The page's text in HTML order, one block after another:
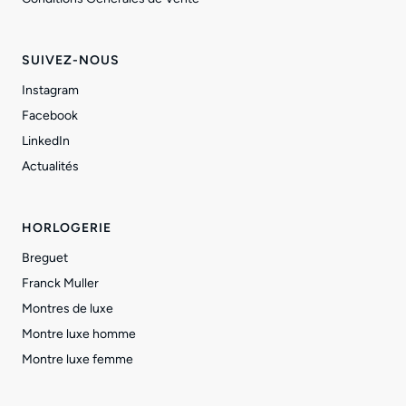
SUIVEZ-NOUS
Instagram
Facebook
LinkedIn
Actualités
HORLOGERIE
Breguet
Franck Muller
Montres de luxe
Montre luxe homme
Montre luxe femme